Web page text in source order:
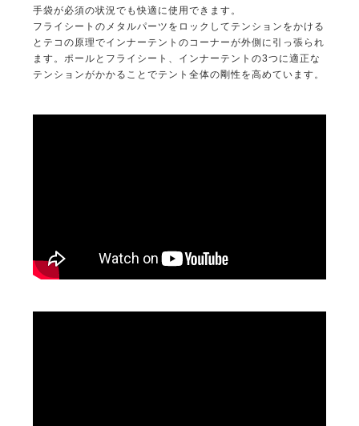
手袋が必須の状況でも快適に使用できます。
フライシートのメタルパーツをロックしてテンションをかける
とテコの原理でインナーテントのコーナーが外側に引っ張られ
ます。ポールとフライシート、インナーテントの3つに適正な
テンションがかかることでテント全体の剛性を高めています。